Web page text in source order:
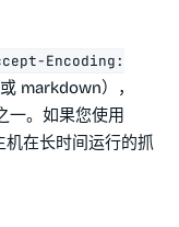
Encoding:
markdown），
一。如果您使用
机在长时间运行的抓